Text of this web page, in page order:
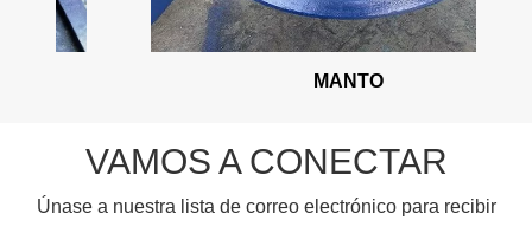
VAMOS A CONECTAR
Únase a nuestra lista de correo electrónico para recibir